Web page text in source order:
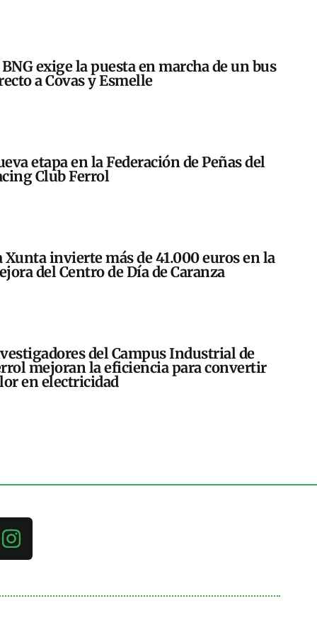
exige la puesta en marcha de un bus
a Covas y Esmelle
etapa en la Federación de Peñas del
Club Ferrol
Xunta invierte más de 41.000 euros en la
del Centro de Día de Caranza
del Campus Industrial de
mejoran la eficiencia para convertir
en electricidad